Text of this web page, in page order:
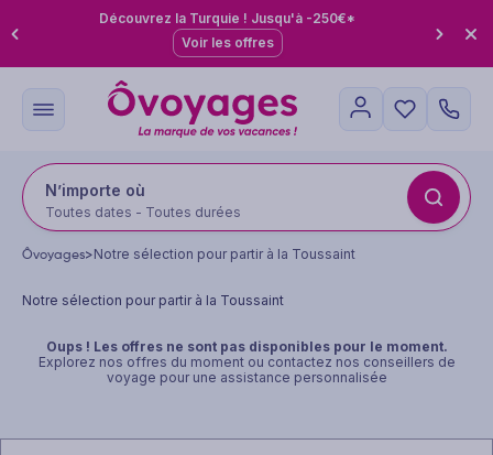
Découvrez la Turquie ! Jusqu'à -250€*
Voir les offres
N’importe où
Toutes dates - Toutes durées
Ôvoyages>Notre sélection pour partir à la Toussaint
Notre sélection pour partir à la Toussaint
Oups ! Les offres ne sont pas disponibles pour le moment.
Explorez nos offres du momentou contactez nos conseillers de
voyage pour une assistance personnalisée